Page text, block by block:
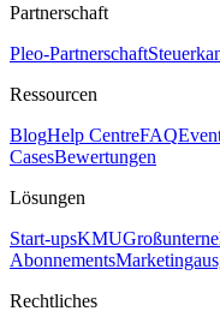
Partnerschaft
Pleo-Partnerschaft
Ressourcen
BlogHelp CentreFAQ
CasesBewertungen
Lösungen
Start-upsKMU
Abonnements
Rechtliches